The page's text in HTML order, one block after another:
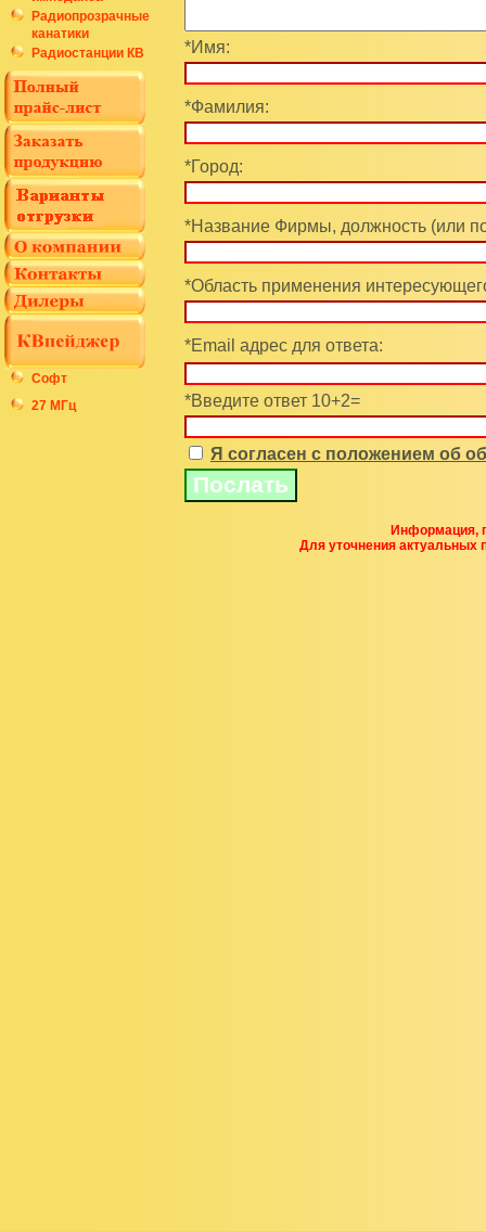
Радиопрозрачные
канатики
Радиостанции КВ
Софт
27 МГц
*Имя:
*Фамилия:
*Город:
*Название Фирмы, должность (или
*Область применения
*Email адрес для ответа:
*Введите ответ 10+2=
Я согласен с положением об
Информация,
Для уточнения актуальных